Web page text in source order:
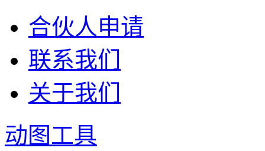
合伙人申请
联系我们
关于我们
动图工具